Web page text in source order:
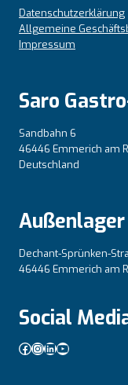
Datenschutzerklärung
Allgemeine
Impressum
Saro
Sandbahn 6
46446 Emmerich am
Deutschland
Außenlager
Dechant-Sprünken-
46446 Emmerich am
Social
Facebook
Instagram
LinkedIn
YouTube